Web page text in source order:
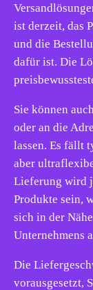
ist derzeit, das
und die
dafür ist. Die
Sie können
oder an die
lassen. Es fällt
aber
Lieferung wird
Produkte sein,
sich in der
Unternehmens
Die
vorausgesetzt,